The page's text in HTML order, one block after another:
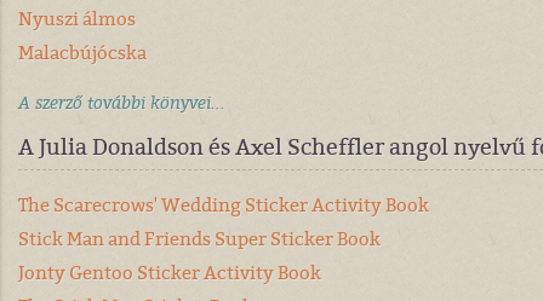
Nyuszi álmos
Malacbújócska
A szerző további könyvei...
A Julia Donaldson és Axel Scheffler angol
The Scarecrows' Wedding Sticker Activity Book
Stick Man and Friends Super Sticker Book
Jonty Gentoo Sticker Activity Book